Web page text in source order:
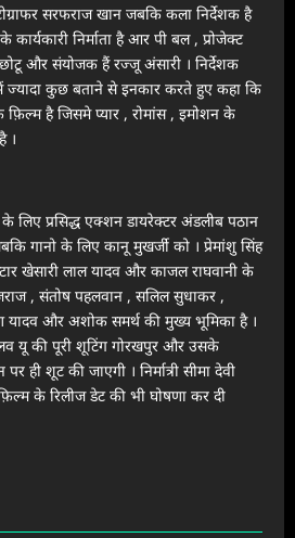
सरफराज खान जबकि कला निर्देशक है
निर्माता है आर पी बल , प्रोजेक्ट
छोटू और संयोजक हैं रज्जू अंसारी । निर्देशक
ज्यादा कुछ बताने से इनकार करते हुए कहा कि
है जिसमे प्यार , रोमांस , इमोशन के
।
लिए प्रसिद्ध एक्शन डायरेक्टर अंडलीब पठान
गानो के लिए कानू मुखर्जी को । प्रेमांशु सिंह
खेसारी लाल यादव और काजल राघवानी के
, संतोष पहलवान , सलिल सुधाकर ,
यादव और अशोक समर्थ की मुख्य भूमिका है ।
यू की पूरी शूटिंग गोरखपुर और उसके
शूट की जाएगी । निर्मात्री सीमा देवी
के रिलीज डेट की भी घोषणा कर दी